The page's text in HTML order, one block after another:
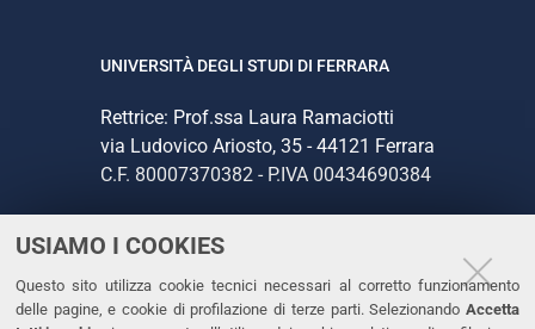
USIAMO I COOKIES
Questo sito utilizza cookie tecnici necessari al corretto funzionamento
delle pagine, e cookie di profilazione di terze parti. Selezionando Accetta
UNIVERSITÀ DEGLI STUDI DI FERRARA
Rettrice: Prof.ssa Laura Ramaciotti
via Ludovico Ariosto, 35 - 44121 Ferrara
C.F. 80007370382 - P.IVA 00434690384
CONTATTI
Tel. +39 0532 293111
Fax. +39 0532 293031